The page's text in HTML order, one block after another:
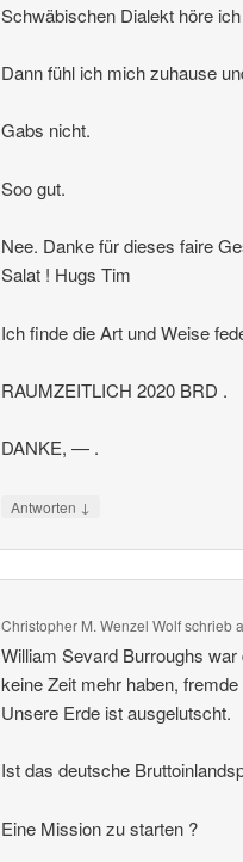
Schwäbischen Dialekt höre
Dann fühl ich mich zuhause
Gabs nicht.
Soo gut.
Nee. Danke für dieses faire
Salat ! Hugs Tim
Ich finde die Art und Weise
RAUMZEITLICH 2020 BRD .
DANKE, — .
Antworten ↓
Christopher M. Wenzel Wolfschrieb
William Sevard Burroughs
keine Zeit mehr haben,
Unsere Erde ist ausgelutscht.
Ist das deutsche
Eine Mission zu starten ?